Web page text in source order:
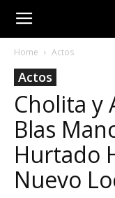
Home Actos
Actos
Cholita y
Blas
Hurtado
Nuevo